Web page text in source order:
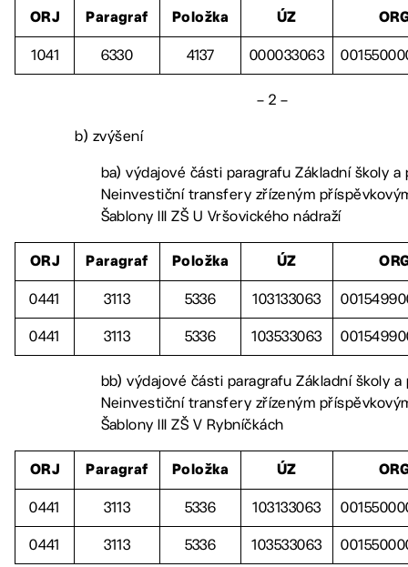
ORJ Paragraf Položka ÚZ
1041 6330 4137 000033063
– 2 –
b) zvýšení
ba) výdajové části paragrafu Základní školy a
Neinvestiční transfery zřízeným
Šablony III ZŠ U Vršovického nádraží
ORJ Paragraf Položka ÚZ
0441 3113 5336 103133063
0441 3113 5336 103533063
bb) výdajové části paragrafu Základní školy a
Neinvestiční transfery zřízeným
Šablony III ZŠ V Rybníčkách
ORJ Paragraf Položka ÚZ
0441 3113 5336 103133063
0441 3113 5336 103533063